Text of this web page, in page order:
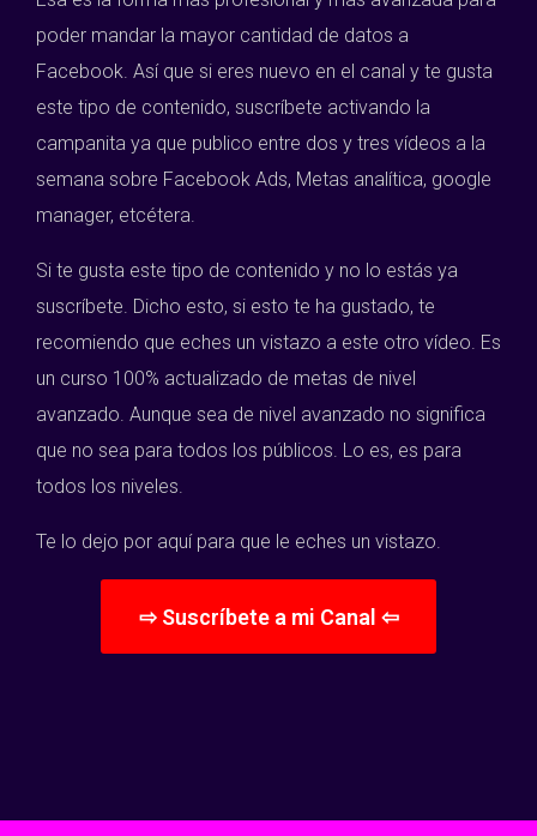
poder mandar la mayor cantidad de datos a
Facebook. Así que si eres nuevo en el canal y te gusta
este tipo de contenido, suscríbete activando la
campanita ya que publico entre dos y tres vídeos a la
semana sobre Facebook Ads, Metas analítica, google
manager, etcétera.
Si te gusta este tipo de contenido y no lo estás ya
suscríbete. Dicho esto, si esto te ha gustado, te
recomiendo que eches un vistazo a este otro vídeo. Es
un curso 100% actualizado de metas de nivel
avanzado. Aunque sea de nivel avanzado no significa
que no sea para todos los públicos. Lo es, es para
todos los niveles.
Te lo dejo por aquí para que le eches un vistazo.
⇨ Suscríbete a mi Canal ⇦